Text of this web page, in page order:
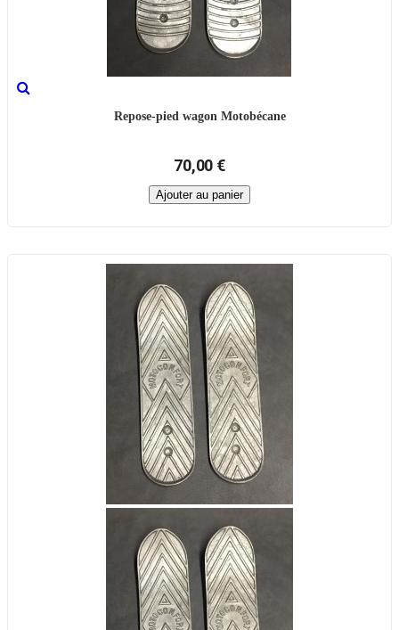
Repose-pied wagon Motobécane
70,00 €
Ajouter au panier